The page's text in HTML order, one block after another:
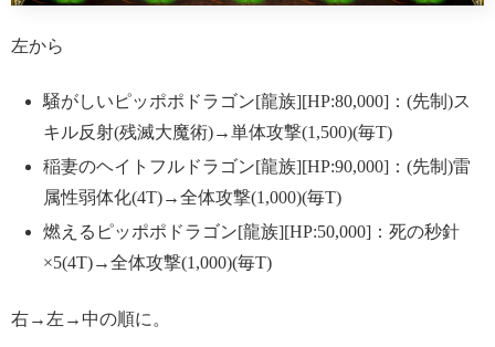
左から
騒がしいピッポポドラゴン[龍族][HP:80,000]：(先制)ス
キル反射(残滅大魔術)→単体攻撃(1,500)(毎T)
稲妻のヘイトフルドラゴン[龍族][HP:90,000]：(先制)雷
属性弱体化(4T)→全体攻撃(1,000)(毎T)
燃えるピッポポドラゴン[龍族][HP:50,000]：死の秒針
×5(4T)→全体攻撃(1,000)(毎T)
右→左→中の順に。